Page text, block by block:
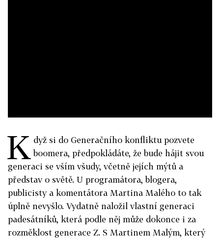
K dyž si do Generačního konfliktu pozvete
boomera, předpokládáte, že bude hájit svou
generaci se vším všudy, včetně jejích mýtů a
představ o světě. U programátora, blogera,
publicisty a komentátora Martina Malého to tak
úplně nevyšlo. Vydatně naložil vlastní generaci
padesátníků, která podle něj může dokonce i za
rozměklost generace Z. S Martinem Malým, který